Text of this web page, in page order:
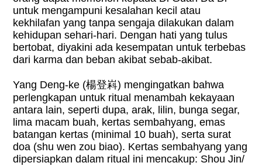
untuk mengampuni kesalahan kecil atau
kekhilafan yang tanpa sengaja dilakukan dalam
kehidupan sehari-hari. Dengan hati yang tulus
bertobat, diyakini ada kesempatan untuk terbebas
dari karma dan beban akibat sebab-akibat.
Yang Deng-ke (楊登嵙) mengingatkan bahwa
perlengkapan untuk ritual menambah kekayaan
antara lain, seperti dupa, arak, lilin, bunga segar,
lima macam buah, kertas sembahyang, emas
batangan kertas (minimal 10 buah), serta surat
doa (shu wen zou biao). Kertas sembahyang yang
dipersiapkan dalam ritual ini mencakup: Shou Jin/